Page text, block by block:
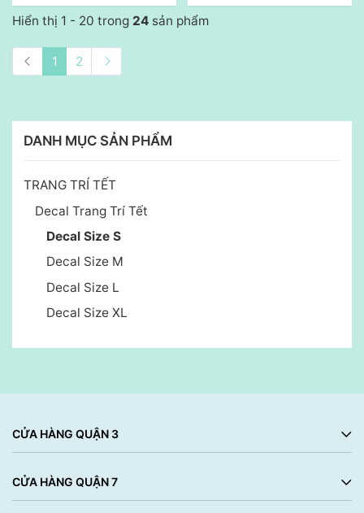
DANH MỤC SẢN PHẨM
TRANG TRÍ TẾT
Decal Trang Trí Tết
Decal Size S
Decal Size M
Decal Size L
Decal Size XL
Hiển thị 1 - 20 trong 24 sản phẩm
1 2
CỬA HÀNG QUẬN 3
CỬA HÀNG QUẬN 7